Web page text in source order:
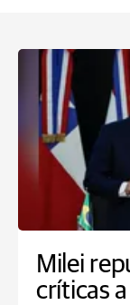
Milei
críticas